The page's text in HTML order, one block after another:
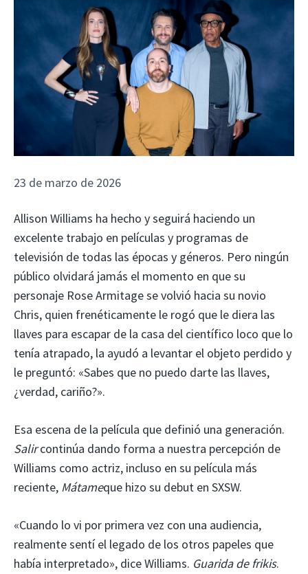
23 de marzo de 2026
Allison Williams ha hecho y seguirá haciendo un
excelente trabajo en películas y programas de
televisión de todas las épocas y géneros. Pero ningún
público olvidará jamás el momento en que su
personaje Rose Armitage se volvió hacia su novio
Chris, quien frenéticamente le rogó que le diera las
llaves para escapar de la casa del científico loco que lo
tenía atrapado, la ayudó a levantar el objeto perdido y
le preguntó: «Sabes que no puedo darte las llaves,
¿verdad, cariño?».
Esa escena de la película que definió una generación.
Salircontinúa dando forma a nuestra percepción de
Williams como actriz, incluso en su película más
reciente, Mátameque hizo su debut en SXSW.
«Cuando lo vi por primera vez con una audiencia,
realmente sentí el legado de los otros papeles que
había interpretado», dice Williams. Guarida de frikis.